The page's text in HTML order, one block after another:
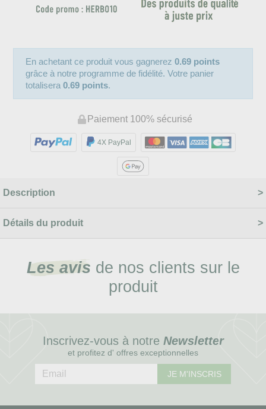
En achetant ce produit vous gagnerez0.69 points
grâce à notre programme de fidélité. Votre panier
totalisera0.69 points.
Paiement 100% sécurisé
4X PayPal
Description
Détails du produit
Les avis de nos clients sur le
produit
Inscrivez-vous à notre Newsletter
et profitez d' offres exceptionnelles
JE M'INSCRIS